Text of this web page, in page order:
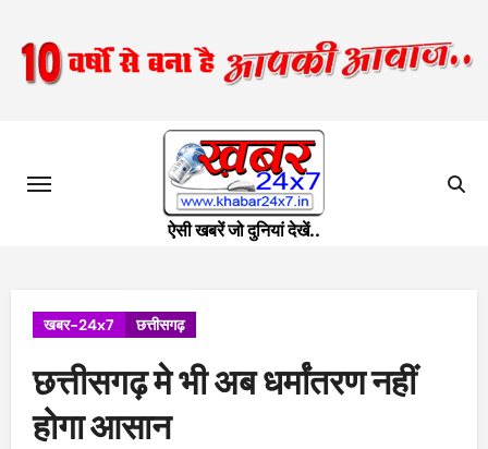
content
ऐसी खबरें जो दुनियां देखें..
खबर-24x7 छत्तीसगढ़
छत्तीसगढ़ मे भी अब धर्मांतरण नहीं
होगा आसान